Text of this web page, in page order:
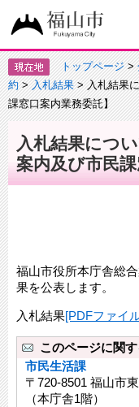
トップページ>
約>入札結果> 入札結果
課窓口案内業務委託】
入札結果につ
案内及び市民
福山市役所本庁舎総
果を公表します。
入札結果[PDFファイ
このページに関
市民生活課
〒720-8501 福山市
（本庁舎1階）